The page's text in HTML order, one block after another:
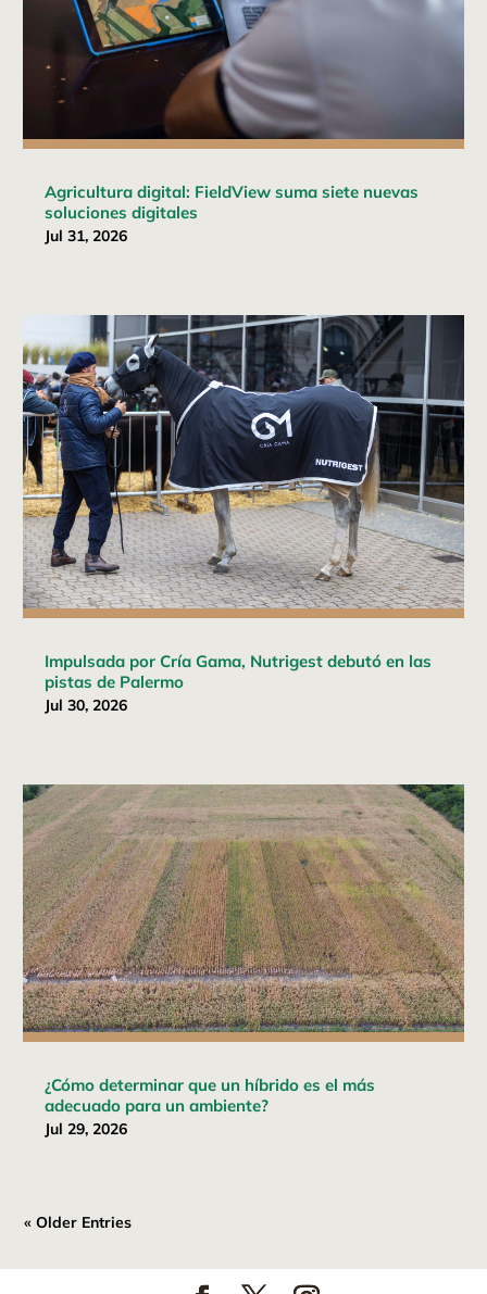
Agricultura digital: FieldView suma siete nuevas
soluciones digitales
Jul 31, 2026
Impulsada por Cría Gama, Nutrigest debutó en las
pistas de Palermo
Jul 30, 2026
¿Cómo determinar que un híbrido es el más
adecuado para un ambiente?
Jul 29, 2026
« Older Entries